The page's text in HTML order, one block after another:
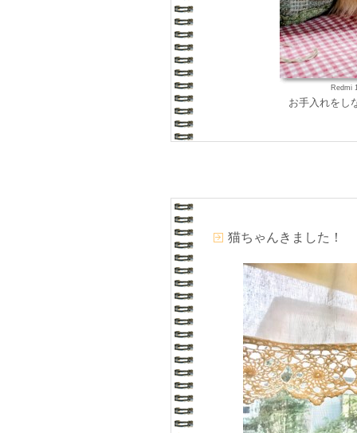
Redmi
お手入れをし
猫ちゃんきました！